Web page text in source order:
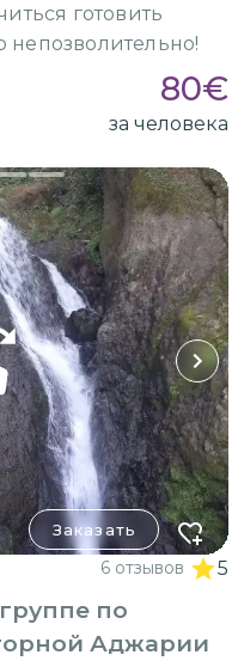
готовить
непозволительно!
80€
за человека
Заказать
6 отзывов 5
по
Аджарии